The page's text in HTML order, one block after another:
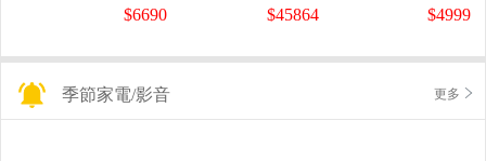
$6690 $45864 $4999
季節家電/影音 更多